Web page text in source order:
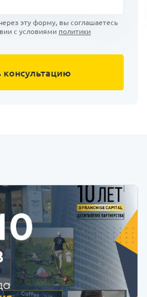
эту форму, вы соглашаетесь
с условиями политики